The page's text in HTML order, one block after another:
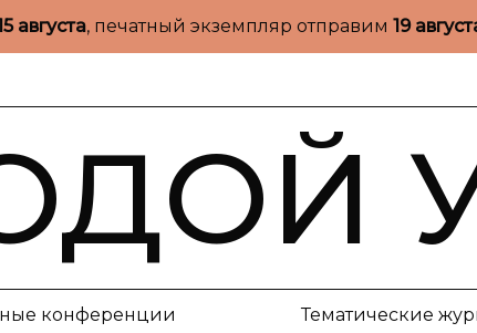
августа, печатный экземпляр отправим 19
конференции Тематические